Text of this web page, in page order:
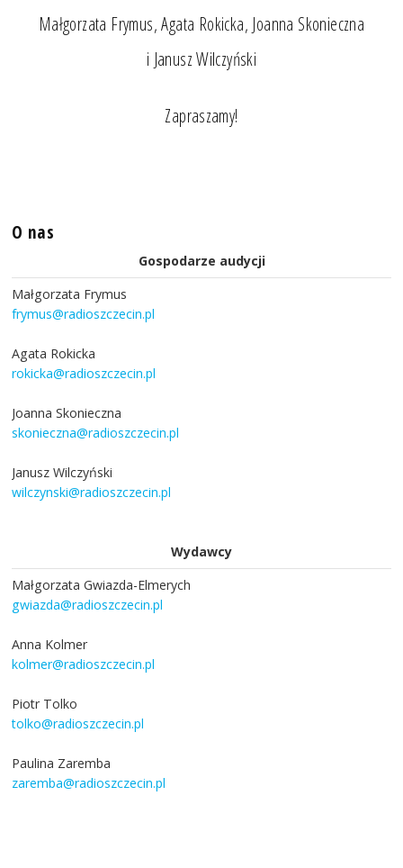
Małgorzata Frymus, Agata Rokicka, Joanna Skonieczna
i Janusz Wilczyński
Zapraszamy!
O nas
Gospodarze audycji
Małgorzata Frymus
frymus@radioszczecin.pl
Agata Rokicka
rokicka@radioszczecin.pl
Joanna Skonieczna
skonieczna@radioszczecin.pl
Janusz Wilczyński
wilczynski@radioszczecin.pl
Wydawcy
Małgorzata Gwiazda-Elmerych
gwiazda@radioszczecin.pl
Anna Kolmer
kolmer@radioszczecin.pl
Piotr Tolko
tolko@radioszczecin.pl
Paulina Zaremba
zaremba@radioszczecin.pl